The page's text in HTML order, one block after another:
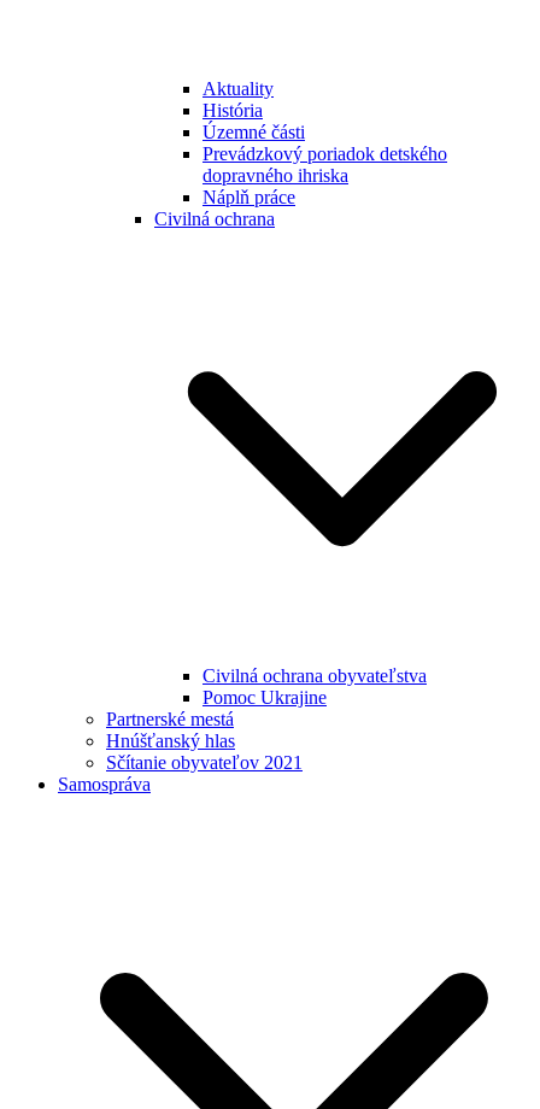
Aktuality
História
Územné části
Prevádzkový poriadok detského
dopravného ihriska
Náplň práce
Civilná ochrana
Civilná ochrana obyvateľstva
Pomoc Ukrajine
Partnerské mestá
Hnúšťanský hlas
Sčítanie obyvateľov 2021
Samospráva